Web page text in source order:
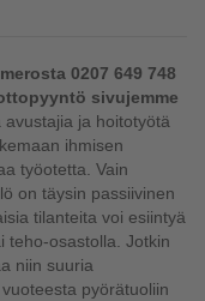
0207 649 748
sivujemme
ja hoitotyötä
ihmisen
työotetta. Vain
on täysin passiivinen
tilanteita voi esiintyä
teho-osastolla. Jotkin
niin suuria
pyörätuoliin